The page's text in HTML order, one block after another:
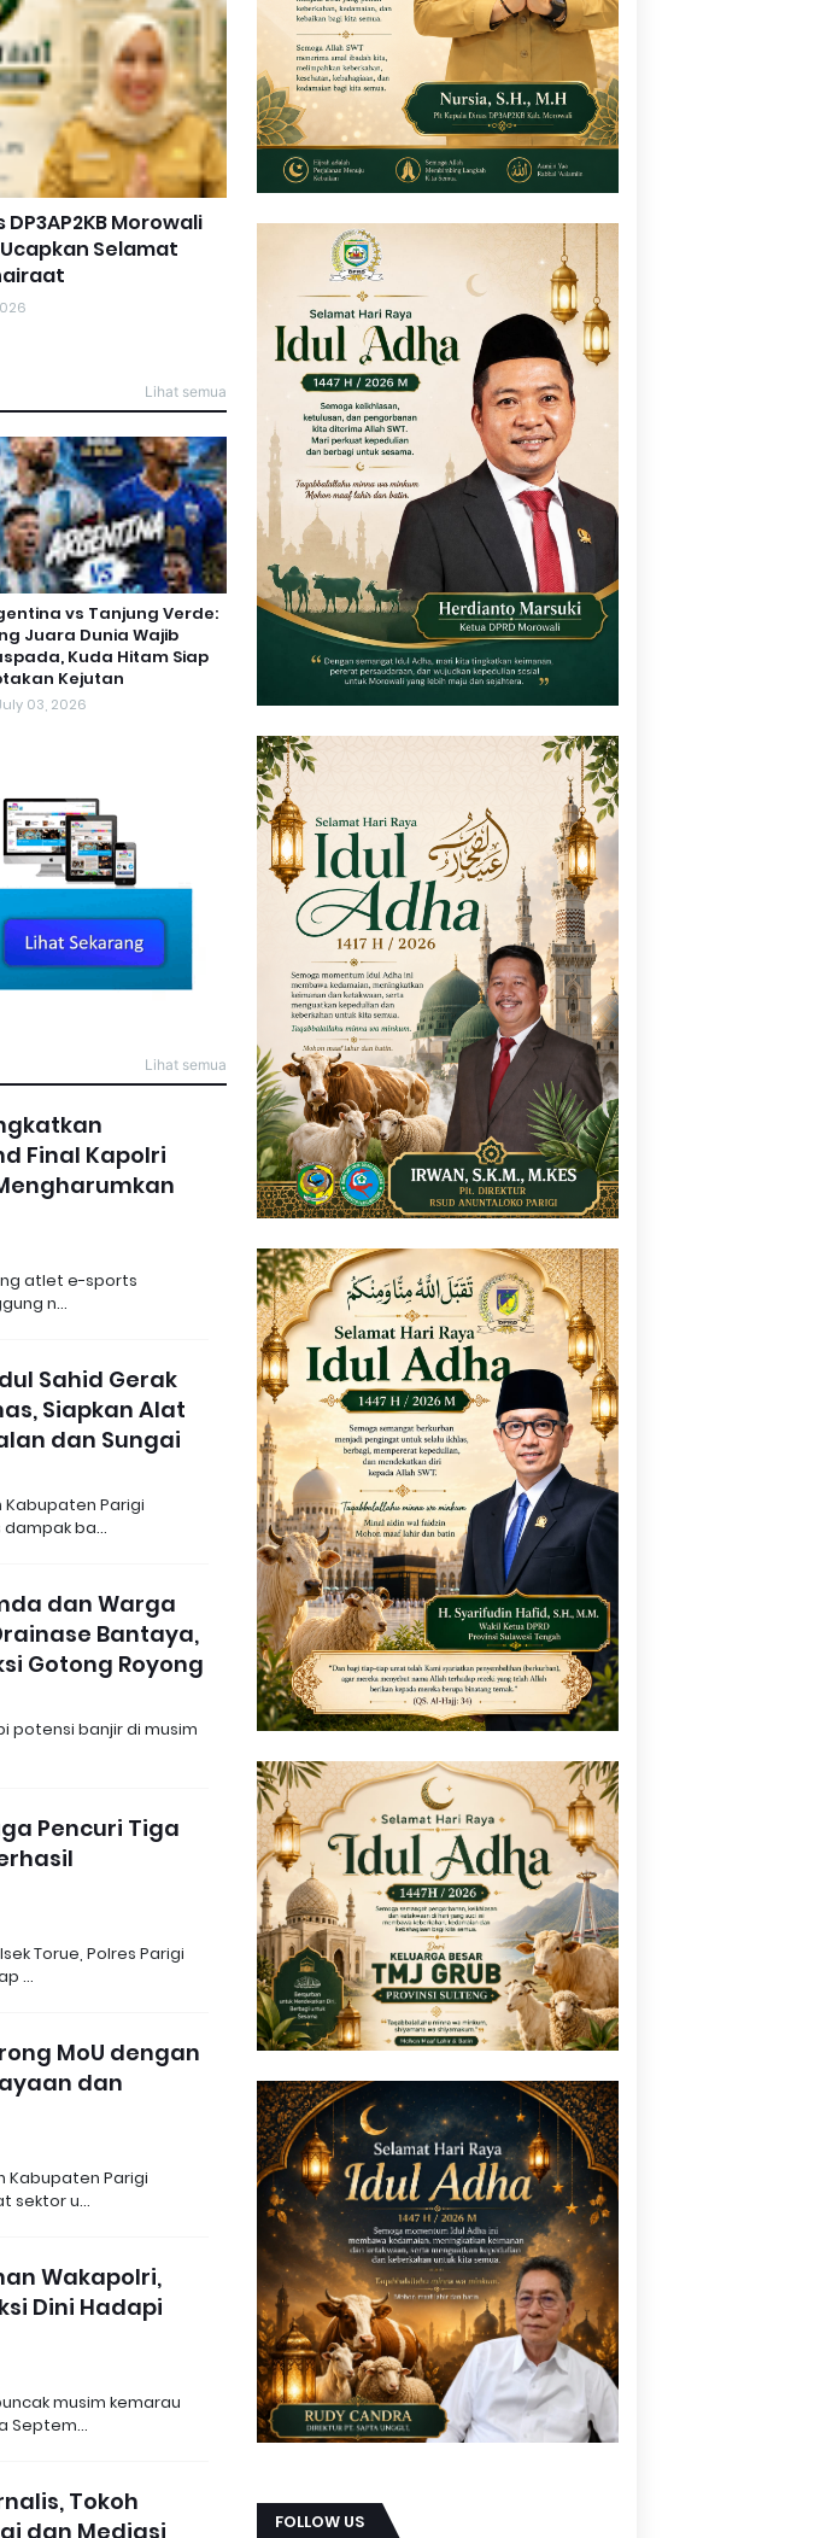
Morowali
Ucapkan Selamat
Lihat semua
vs Tanjung Verde:
Juara Dunia Wajib
Kuda Hitam Siap
Kejutan
03, 2026
Lihat semua
Final Kapolri
atlet e-sports
n…
Sahid Gerak
Siapkan Alat
dan Sungai
Kabupaten Parigi
ba…
dan Warga
Bantaya,
Gotong Royong
potensi banjir di musim
Pencuri Tiga
Torue, Polres Parigi
…
MoU dengan
dan
Kabupaten Parigi
sektor u…
Wakapolri,
Dini Hadapi
musim kemarau
Septem…
Tokoh
dan Mediasi
FOLLOW US